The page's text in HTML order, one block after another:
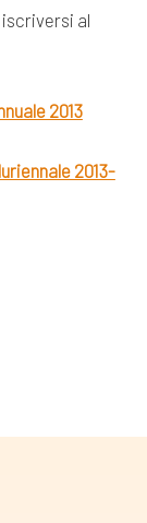
al
2013
2013-